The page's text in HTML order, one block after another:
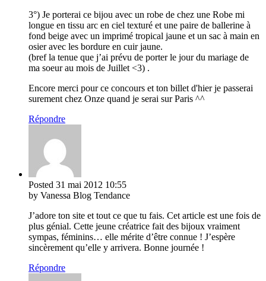
3°) Je porterai ce bijou avec un robe de chez une Robe mi
longue en tissu arc en ciel texturé et une paire de ballerine à
fond beige avec un imprimé tropical jaune et un sac à main en
osier avec les bordure en cuir jaune.
(bref la tenue que j’ai prévu de porter le jour du mariage de
ma soeur au mois de Juillet <3) .
Encore merci pour ce concours et ton billet d'hier je passerai
surement chez Onze quand je serai sur Paris ^^
Répondre
Posted 31 mai 2012 10:55
by Vanessa Blog Tendance
J’adore ton site et tout ce que tu fais. Cet article est une fois de
plus génial. Cette jeune créatrice fait des bijoux vraiment
sympas, féminins… elle mérite d’être connue ! J’espère
sincèrement qu’elle y arrivera. Bonne journée !
Répondre